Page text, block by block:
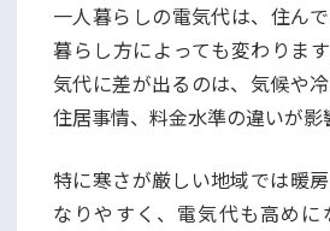
一人暮らしの電気代は、住ん
暮らし方によっても変わりま
気代に差が出るのは、気候や冷
住居事情、料金水準の違いが影
特に寒さが厳しい地域では暖
なりやすく、電気代も高めに